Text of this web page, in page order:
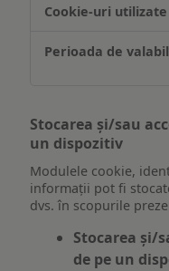
Stocarea și/sau
un dispozitiv
Modulele cookie,
informații pot fi
dvs. în scopurile
Stocarea și/
de pe un